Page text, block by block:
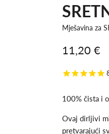
Mješavina za
Snižena
Redovna
11,20 €
100% čista i
Ovaj dirljivi
pretvarajući